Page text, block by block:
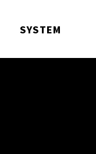
SYSTEM